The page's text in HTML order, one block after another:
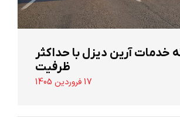
خدمات آرین دیزل با حداکثر
ظرفیت
17 فروردین 1405